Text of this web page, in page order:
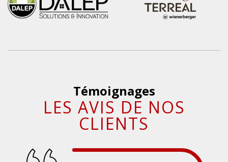
Témoignages
LES AVIS DE NOS
CLIENTS